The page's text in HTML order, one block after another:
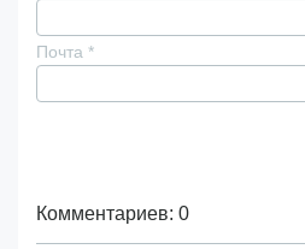
Почта *
Комментариев: 0